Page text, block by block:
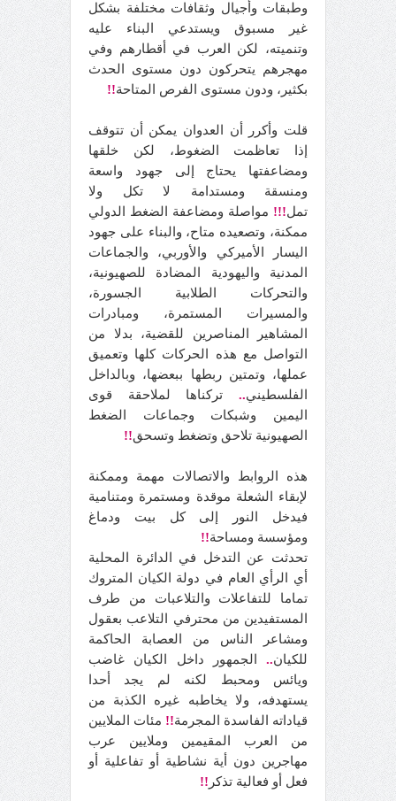
وطبقات وأجيال وثقافات مختلفة بشكل
غير مسبوق ويستدعي البناء عليه
وتنميته، لكن العرب في أقطارهم وفي
مهجرهم يتحركون دون مستوى الحدث
بكثير، ودون مستوى الفرص المتاحة!!
قلت وأكرر أن العدوان يمكن أن تتوقف
إذا تعاظمت الضغوط، لكن خلقها
ومضاعفتها يحتاج إلى جهود واسعة
ومنسقة ومستدامة لا تكل ولا
تمل!!! مواصلة ومضاعفة الضغط الدولي
ممكنة، وتصعيده متاح، والبناء على جهود
اليسار الأميركي والأوربي، والجماعات
المدنية واليهودية المضادة للصهيونية،
والتحركات الطلابية الجسورة،
والمسيرات المستمرة، ومبادرات
المشاهير المناصرين للقضية، بدلا من
التواصل مع هذه الحركات كلها وتعميق
عملها، وتمتين ربطها ببعضها، وبالداخل
الفلسطيني.. تركناها لملاحقة قوى
اليمين وشبكات وجماعات الضغط
الصهيونية تلاحق وتضغط وتسحق!!
هذه الروابط والاتصالات مهمة وممكنة
لإبقاء الشعلة موقدة ومستمرة ومتنامية
فيدخل النور إلى كل بيت ودماغ
ومؤسسة ومساحة!!
تحدثت عن التدخل في الدائرة المحلية
أي الرأي العام في دولة الكيان المتروك
تماما للتفاعلات والتلاعبات من طرف
المستفيدين من محترفي التلاعب بعقول
ومشاعر الناس من العصابة الحاكمة
للكيان..
الجمهور داخل الكيان غاضب
ويائس ومحبط لكنه لم يجد أحدا
يستهدفه، ولا يخاطبه غيره الكذبة من
قياداته الفاسدة المجرمة!! مئات الملايين
من العرب المقيمين وملايين عرب
مهاجرين دون أية نشاطية أو تفاعلية أو
فعل أو فعالية تذكر !!